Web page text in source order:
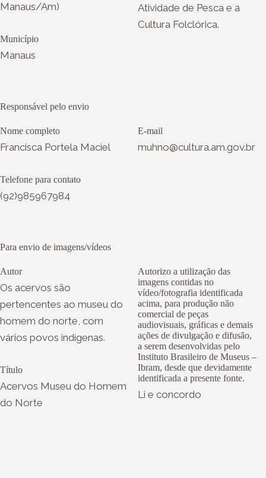
Manaus/Am)
Município
Manaus
Atividade de Pesca e a
Cultura Folclórica.
Responsável pelo envio
Nome completo
Francisca Portela Maciel
Telefone para contato
(92)985967984
E-mail
muhno@cultura.am.gov.br
Para envio de imagens/vídeos
Autor
Os acervos são
pertencentes ao museu do
homem do norte, com
vários povos indígenas.
Título
Acervos Museu do Homem
do Norte
Autorizo a utilização das
imagens contidas no
vídeo/fotografia identificada
acima, para produção não
comercial de peças
audiovisuais, gráficas e demais
ações de divulgação e difusão,
a serem desenvolvidas pelo
Instituto Brasileiro de Museus –
Ibram, desde que devidamente
identificada a presente fonte.
Li e concordo